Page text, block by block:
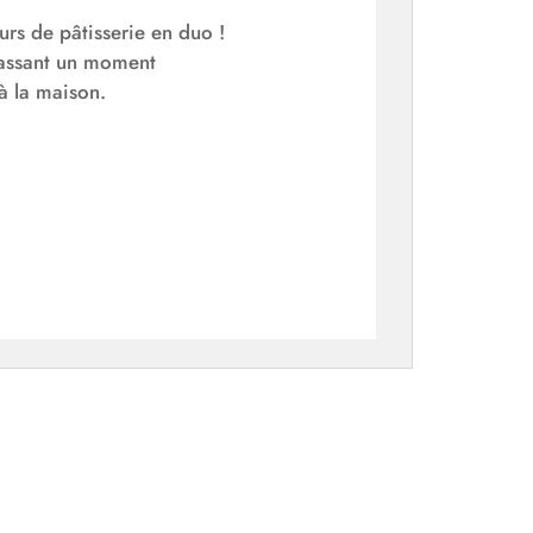
de pâtisserie en duo !
un moment
la maison.